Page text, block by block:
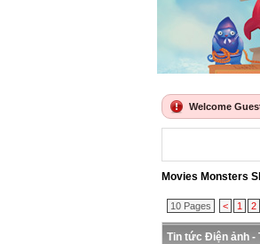
Welcome
Movies Monsters
10 Pages < 1 2
Tin tức Điện ảnh -